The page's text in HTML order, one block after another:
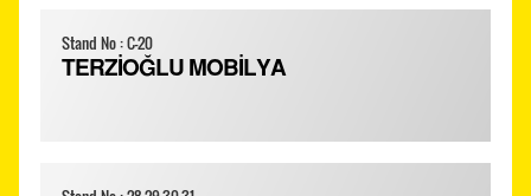
Stand No : C-20
TERZİOĞLU MOBİLYA